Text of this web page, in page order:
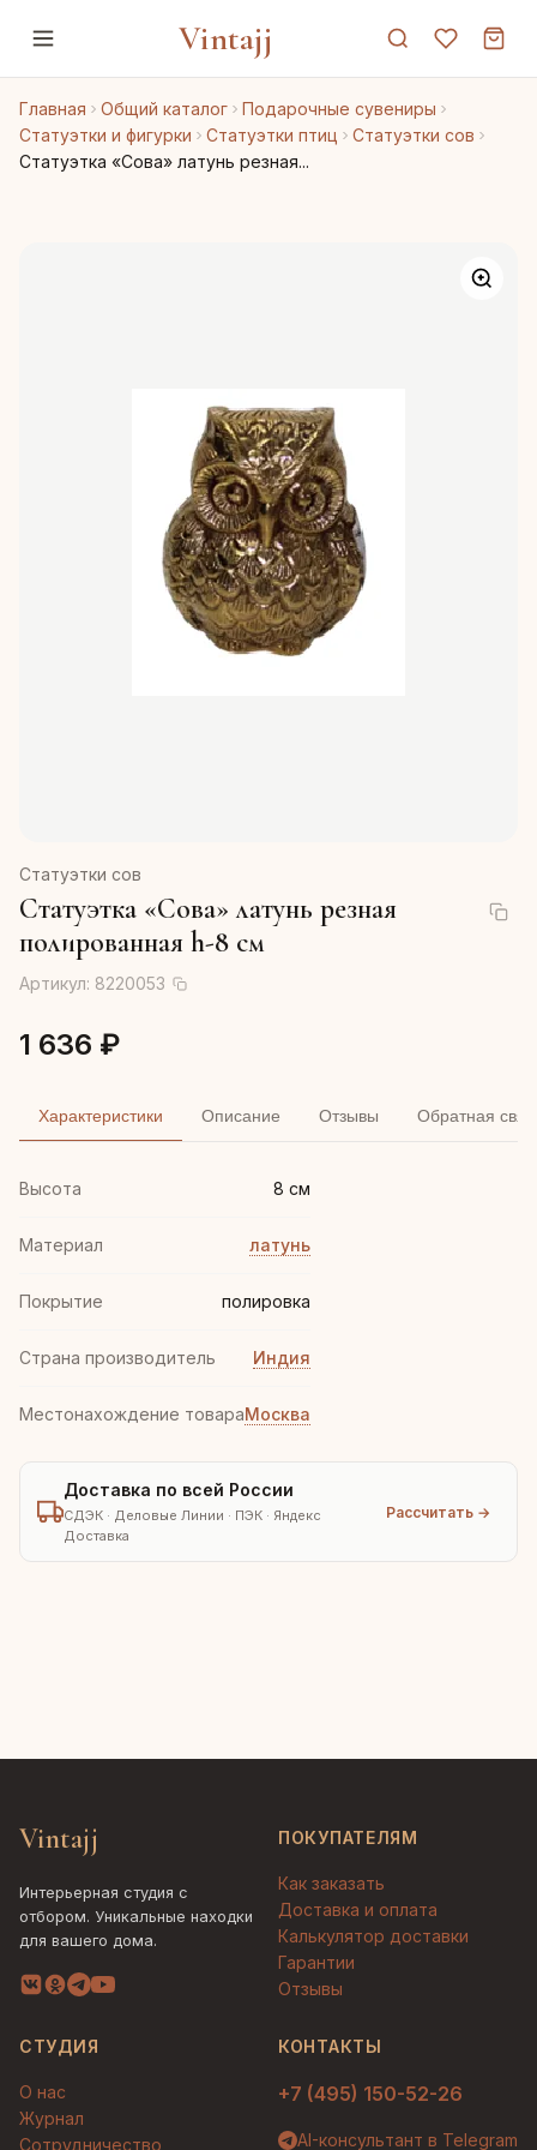
Vintajj
Главная Общий каталог
Подарочные сувениры
Статуэтки и фигурки
Статуэтки птиц
Статуэтки сов
Статуэтка «Сова» латунь резная...
Статуэтки сов
Статуэтка «Сова» латунь резная
полированная h-8 см
Артикул: 8220053
1 636 ₽
Характеристики Описание Отзывы Обратная
Высота 8 см
Материал латунь
Покрытие полировка
Страна производитель Индия
Местонахождение товараМосква
Доставка по всей России
СДЭК · Деловые Линии · ПЭК · Яндекс
Доставка
Рассчитать →
Vintajj
Интерьерная студия с
отбором. Уникальные находки
для вашего дома.
ПОКУПАТЕЛЯМ
Как заказать
Доставка и оплата
Калькулятор доставки
Гарантии
Отзывы
СТУДИЯ
О нас
Журнал
Сотрудничество
КОНТАКТЫ
+7 (495) 150-52-26
AI-консультант в Telegram